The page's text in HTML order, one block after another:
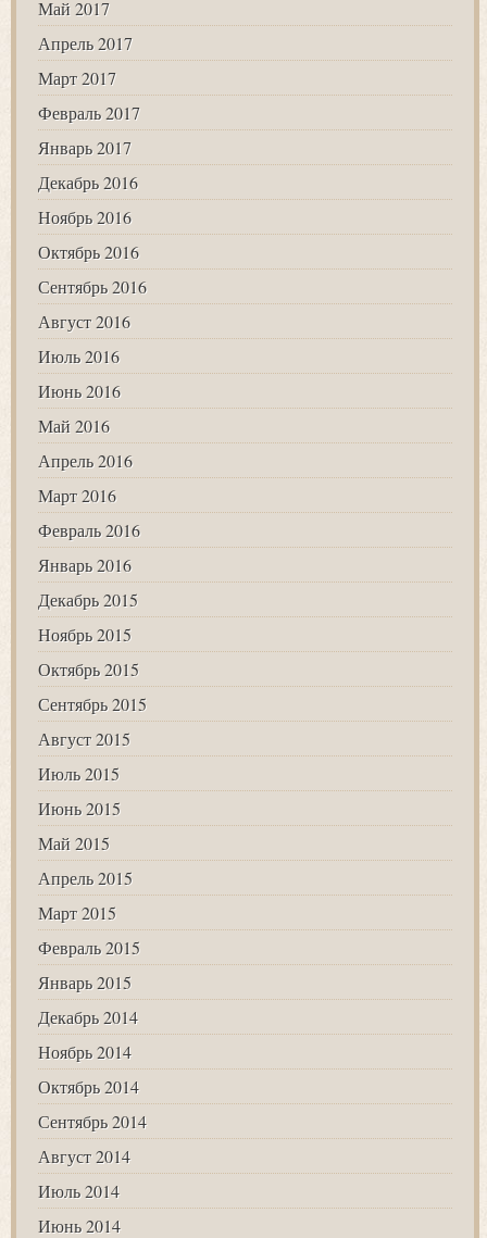
Май 2017
Апрель 2017
Март 2017
Февраль 2017
Январь 2017
Декабрь 2016
Ноябрь 2016
Октябрь 2016
Сентябрь 2016
Август 2016
Июль 2016
Июнь 2016
Май 2016
Апрель 2016
Март 2016
Февраль 2016
Январь 2016
Декабрь 2015
Ноябрь 2015
Октябрь 2015
Сентябрь 2015
Август 2015
Июль 2015
Июнь 2015
Май 2015
Апрель 2015
Март 2015
Февраль 2015
Январь 2015
Декабрь 2014
Ноябрь 2014
Октябрь 2014
Сентябрь 2014
Август 2014
Июль 2014
Июнь 2014